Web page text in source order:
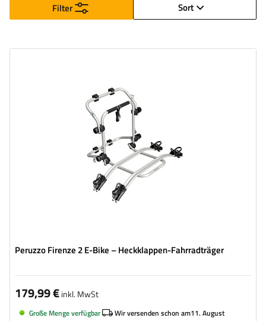
Sort
Filter
Peruzzo Firenze 2 E-Bike – Heckklappen-Fahrradträger
45 kg
kompatibel mit Elektrofahrrädern
Aluminiumkonstruktion
179,99 €inkl. MwSt
Große Menge verfügbar Wir versenden schon am11. August